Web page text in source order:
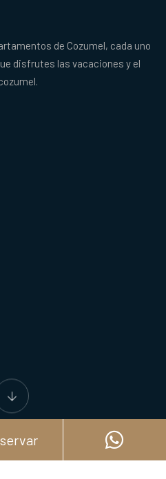
de Cozumel, cada uno
disfrutes las vacaciones y el
San Miguel de Cozumel, Q.R.